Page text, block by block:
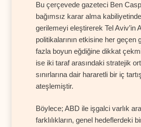
Bu çerçevede gazeteci Ben
bağımsız karar alma
gerilemeyi eleştirerek Tel Aviv’in
politikalarının etkisine her geçen
fazla boyun eğdiğine dikkat
ise iki taraf arasındaki stratejik
sınırlarına dair hararetli bir iç
ateşlemiştir.
Böylece; ABD ile işgalci varlık
farklılıkların, genel hedeflerdeki